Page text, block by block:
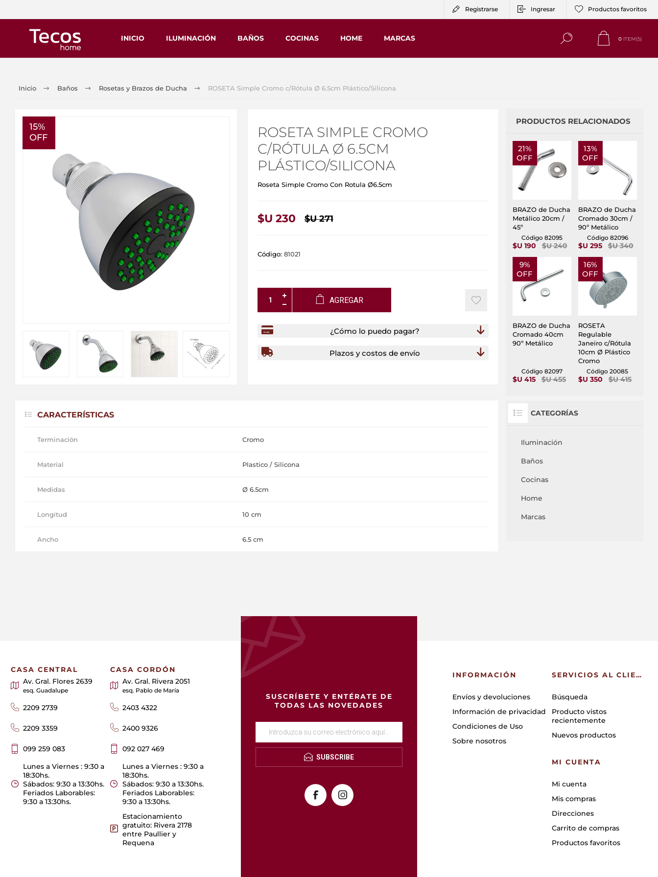
Registrarse Ingresar Productos favoritos
INICIO ILUMINACIÓN BAÑOS COCINAS HOME MARCAS 0 ITEM(S)
Inicio Baños Rosetas y Brazos de Ducha ROSETA Simple Cromo c/Rótula Ø 6.5cm Plástico/Silicona
15%
OFF
ROSETA SIMPLE CROMO
C/RÓTULA Ø 6.5CM
PLÁSTICO/SILICONA
Roseta Simple Cromo Con Rotula Ø6.5cm
$U 230 $U 271
Código: 81021
AGREGAR
¿Cómo lo puedo pagar?
Plazos y costos de envío
CARACTERÍSTICAS
Terminación Cromo
Material Plastico / Silicona
Medidas Ø 6.5cm
Longitud 10 cm
Ancho 6.5 cm
PRODUCTOS RELACIONADOS
21%
OFF
BRAZO de Ducha
Metálico 20cm /
45º
Código 82095
$U 190 $U 240
13%
OFF
BRAZO de Ducha
Cromado 30cm /
90º Metálico
Código 82096
$U 295 $U 340
9%
OFF
BRAZO de Ducha
Cromado 40cm
90º Metálico
Código 82097
$U 415 $U 455
16%
OFF
ROSETA
Regulable
Janeiro c/Rótula
10cm Ø Plástico
Cromo
Código 20085
$U 350 $U 415
CATEGORÍAS
Iluminación
Baños
Cocinas
Home
Marcas
SUSCRÍBETE Y ENTÉRATE DE
TODAS LAS NOVEDADES
SUBSCRIBE
CASA CENTRAL
Av. Gral. Flores 2639
esq. Guadalupe
2209 2739
2209 3359
099 259 083
Lunes a Viernes : 9:30 a
18:30hs.
Sábados: 9:30 a 13:30hs.
Feriados Laborables:
9:30 a 13:30hs.
CASA CORDÓN
Av. Gral. Rivera 2051
esq. Pablo de María
2403 4322
2400 9326
092 027 469
Lunes a Viernes : 9:30 a
18:30hs.
Sábados: 9:30 a 13:30hs.
Feriados Laborables:
9:30 a 13:30hs.
Estacionamiento
gratuito: Rivera 2178
entre Paullier y
Requena
INFORMACIÓN
Envíos y devoluciones
Información de privacidad
Condiciones de Uso
Sobre nosotros
SERVICIOS AL CLIENTE
Búsqueda
Producto vistos
recientemente
Nuevos productos
MI CUENTA
Mi cuenta
Mis compras
Direcciones
Carrito de compras
Productos favoritos